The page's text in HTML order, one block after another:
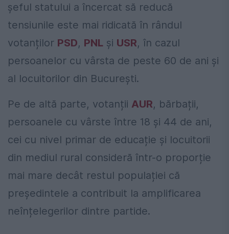
șeful statului a încercat să reducă
tensiunile este mai ridicată în rândul
votanților PSD, PNL și USR, în cazul
persoanelor cu vârsta de peste 60 de ani și
al locuitorilor din București.
Pe de altă parte, votanții AUR, bărbații,
persoanele cu vârste între 18 și 44 de ani,
cei cu nivel primar de educație și locuitorii
din mediul rural consideră într-o proporție
mai mare decât restul populației că
președintele a contribuit la amplificarea
neînțelegerilor dintre partide.